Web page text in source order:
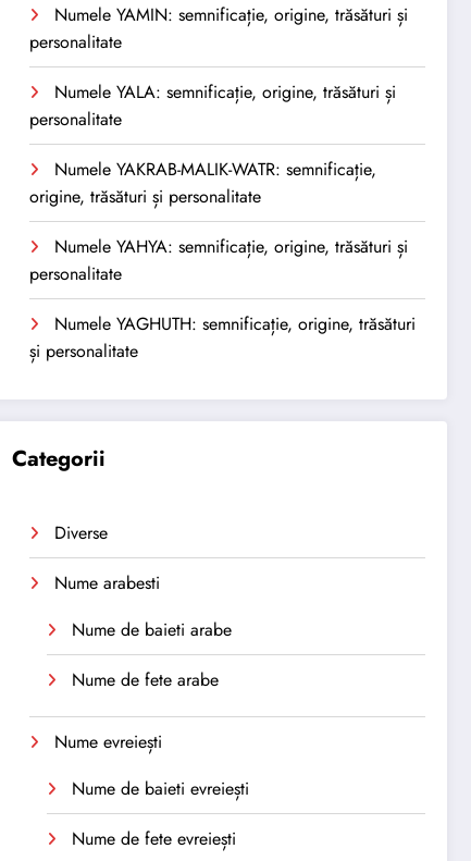
Numele YAMIN: semnificație, origine, trăsături și
personalitate
Numele YALA: semnificație, origine, trăsături și
personalitate
Numele YAKRAB-MALIK-WATR: semnificație,
origine, trăsături și personalitate
Numele YAHYA: semnificație, origine, trăsături și
personalitate
Numele YAGHUTH: semnificație, origine, trăsături
și personalitate
Categorii
Diverse
Nume arabesti
Nume de baieti arabe
Nume de fete arabe
Nume evreiești
Nume de baieti evreiești
Nume de fete evreiești